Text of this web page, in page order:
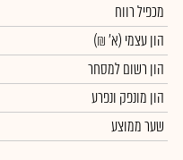
מכפיל רווח
הון עצמי (א' ₪)
הון רשום למסחר
הון מונפק ונפרע
שער ממוצע